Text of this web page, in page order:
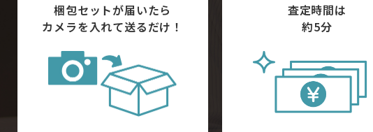
梱包セットが届いたら
カメラを入れて送るだけ！
査定時間は
約5分